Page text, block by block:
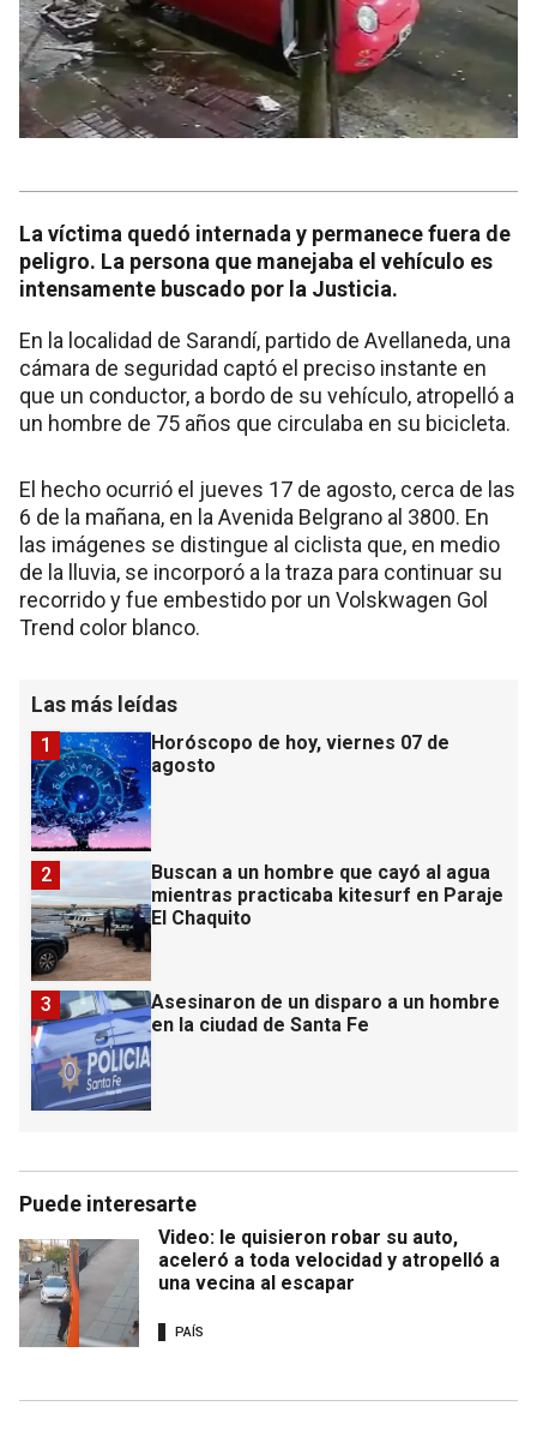
La víctima quedó internada y permanece fuera de
peligro. La persona que manejaba el vehículo es
intensamente buscado por la Justicia.
En la localidad de Sarandí, partido de Avellaneda, una
cámara de seguridad captó el preciso instante en
que un conductor, a bordo de su vehículo, atropelló a
un hombre de 75 años que circulaba en su bicicleta.
El hecho ocurrió el jueves 17 de agosto, cerca de las
6 de la mañana, en la Avenida Belgrano al 3800. En
las imágenes se distingue al ciclista que, en medio
de la lluvia, se incorporó a la traza para continuar su
recorrido y fue embestido por un Volskwagen Gol
Trend color blanco.
Las más leídas
Horóscopo de hoy, viernes 07 de
agosto
1
Buscan a un hombre que cayó al agua
mientras practicaba kitesurf en Paraje
El Chaquito
2
Asesinaron de un disparo a un hombre
en la ciudad de Santa Fe
3
Puede interesarte
Video: le quisieron robar su auto,
aceleró a toda velocidad y atropelló a
una vecina al escapar
PAÍS